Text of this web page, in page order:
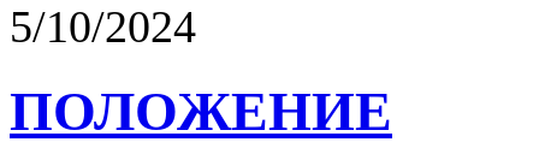
5/10/2024
ПОЛОЖЕНИЕ